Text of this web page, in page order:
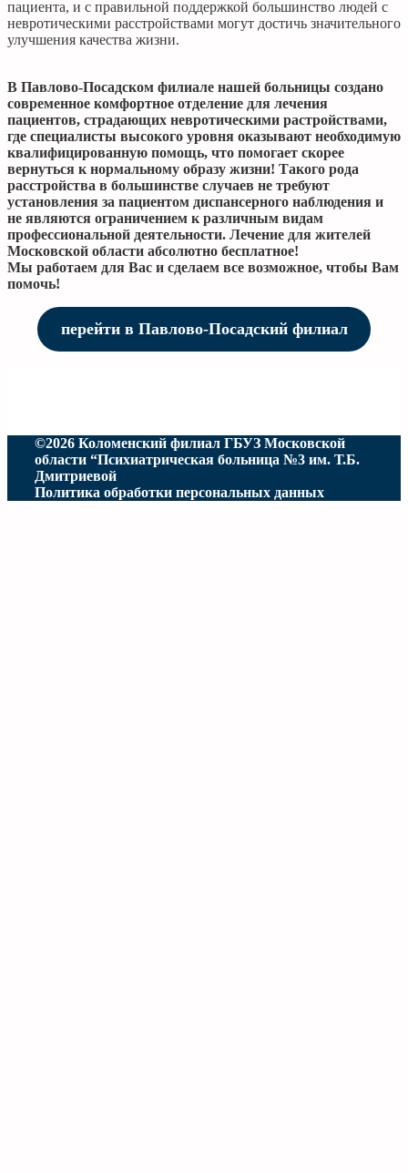
пациента, и с правильной поддержкой большинство людей с
невротическими расстройствами могут достичь значительного
улучшения качества жизни.
В Павлово-Посадском филиале нашей больницы создано
современное комфортное отделение для лечения
пациентов, страдающих невротическими растройствами,
где специалисты высокого уровня оказывают необходимую
квалифицированную помощь, что помогает скорее
вернуться к нормальному образу жизни! Такого рода
расстройства в большинстве случаев не требуют
установления за пациентом диспансерного наблюдения и
не являются ограничением к различным видам
профессиональной деятельности. Лечение для жителей
Московской области абсолютно бесплатное!
Мы работаем для Вас и сделаем все возможное, чтобы Вам
помочь!
перейти в Павлово-Посадский филиал
©2026 Коломенский филиал ГБУЗ Московской
области “Психиатрическая больница №3 им. Т.Б.
Дмитриевой
Политика обработки персональных данных